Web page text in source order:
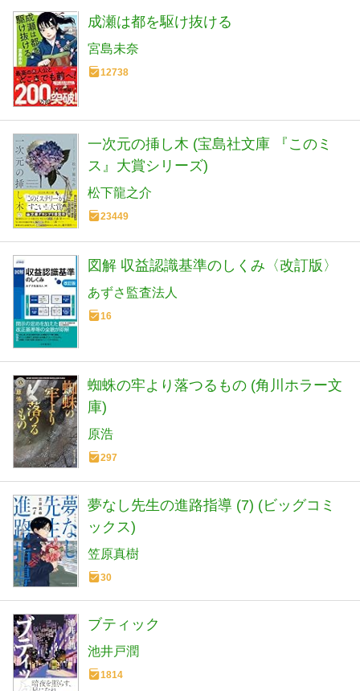
成瀬は都を駆け抜ける
宮島未奈
12738
一次元の挿し木 (宝島社文庫 『このミ
ス』大賞シリーズ)
松下龍之介
23449
図解 収益認識基準のしくみ〈改訂版〉
あずさ監査法人
16
蜘蛛の牢より落つるもの (角川ホラー文
庫)
原浩
297
夢なし先生の進路指導 (7) (ビッグコミ
ックス)
笠原真樹
30
ブティック
池井戸潤
1814